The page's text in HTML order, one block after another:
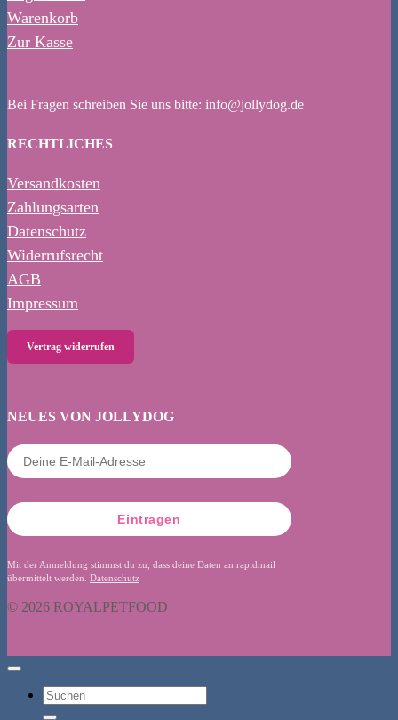
Warenkorb
Zur Kasse
Bei Fragen schreiben Sie uns bitte: info@jollydog.de
RECHTLICHES
Versandkosten
Zahlungsarten
Datenschutz
Widerrufsrecht
AGB
Impressum
Vertrag widerrufen
NEUES VON JOLLYDOG
Eintragen
Mit der Anmeldung stimmst du zu, dass deine Daten an rapidmail
übermittelt werden. Datenschutz
© 2026 ROYALPETFOOD
Suchen
nach: